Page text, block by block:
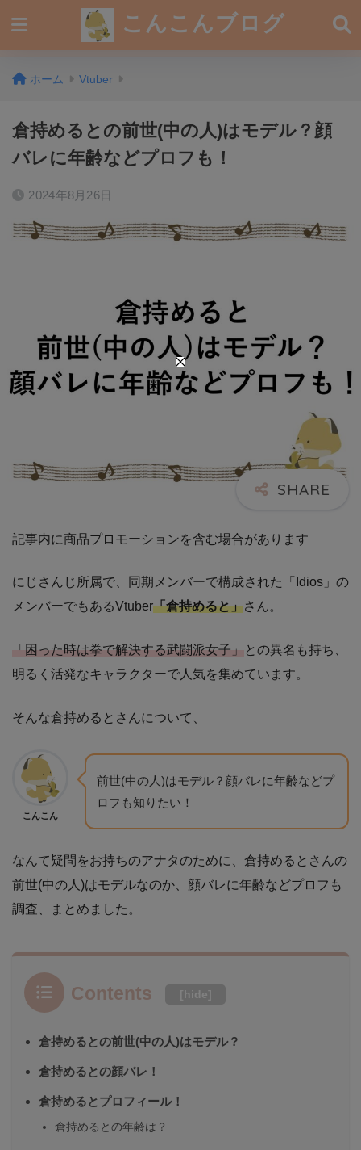
こんこんブログ
ホーム Vtuber
倉持めるとの前世(中の人)はモデル？顔
バレに年齢などプロフも！
2024年8月26日
記事内に商品プロモーションを含む場合があります
にじさんじ所属で、同期メンバーで構成された「Idios」の
メンバーでもあるVtuber「倉持めると」さん。
「困った時は拳で解決する武闘派女子」
との異名も持ち、
明るく活発なキャラクターで人気を集めています。
そんな倉持めるとさんについて、
こんこん
前世(中の人)はモデル？顔バレに年齢などプ
ロフも知りたい！
なんて疑問をお持ちのアナタのために、倉持めるとさんの
前世(中の人)はモデルなのか、顔バレに年齢などプロフも
調査、まとめました。
Contents [hide]
倉持めるとの前世(中の人)はモデル？
倉持めるとの顔バレ！
倉持めるとプロフィール！
倉持めるとの年齢は？